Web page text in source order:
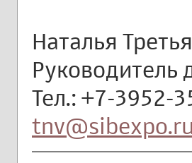
Наталья
Руководитель
Тел.: +7-3952-
tnv@sibexpo.ru